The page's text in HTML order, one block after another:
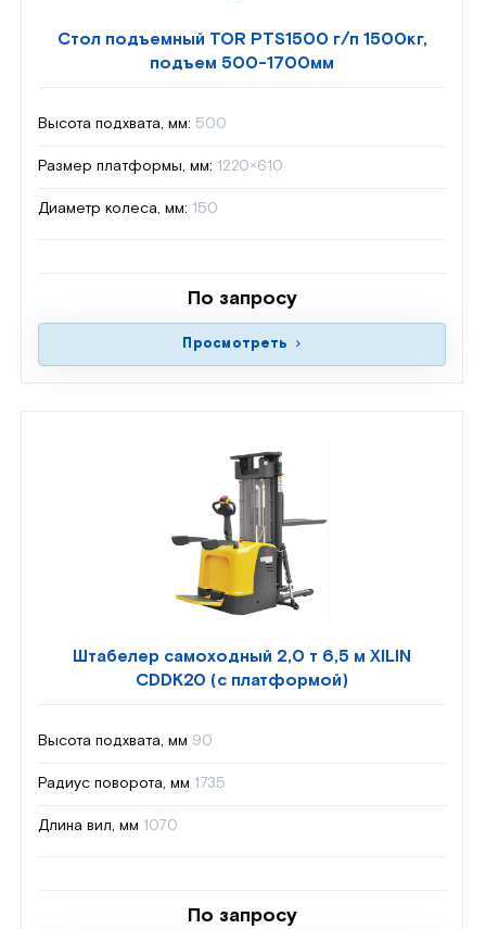
Стол подъемный TOR PTS1500 г/п 1500кг,
подъем 500-1700мм
Высота подхвата, мм: 500
Размер платформы, мм: 1220×610
Диаметр колеса, мм: 150
По запросу
Просмотреть
Штабелер самоходный 2,0 т 6,5 м XILIN
CDDK20 (с платформой)
Высота подхвата, мм 90
Радиус поворота, мм 1735
Длина вил, мм 1070
По запросу